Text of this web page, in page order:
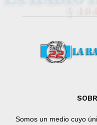
Somos un medio cuyo